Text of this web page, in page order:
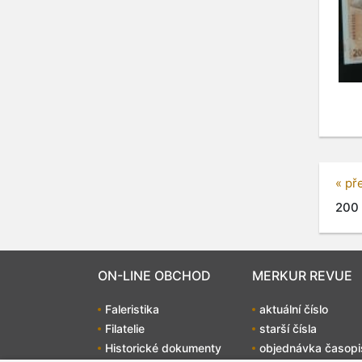
«
200
ON-LINE OBCHOD
Faleristika
Filatelie
Historické dokumenty
MERKUR REVUE
aktuální číslo
starší čísla
objednávka